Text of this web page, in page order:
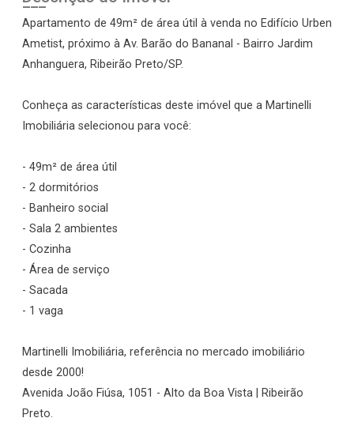
Apartamento de 49m² de área útil à venda no Edifício Urben
Ametist, próximo à Av. Barão do Bananal - Bairro Jardim
Anhanguera, Ribeirão Preto/SP.
Conheça as características deste imóvel que a Martinelli
Imobiliária selecionou para você:
- 49m² de área útil
- 2 dormitórios
- Banheiro social
- Sala 2 ambientes
- Cozinha
- Área de serviço
- Sacada
- 1 vaga
Martinelli Imobiliária, referência no mercado imobiliário
desde 2000!
Avenida João Fiúsa, 1051 - Alto da Boa Vista | Ribeirão
Preto.